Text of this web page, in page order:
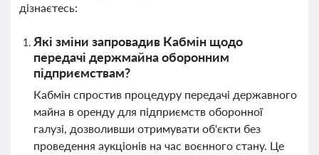
дізнаєтесь:
Які зміни запровадив Кабмін щодо
передачі держмайна оборонним
підприємствам?
Кабмін спростив процедуру передачі державного
майна в оренду для підприємств оборонної
галузі, дозволивши отримувати об'єкти без
проведення аукціонів на час воєнного стану. Це